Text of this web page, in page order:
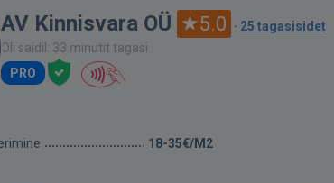
AV Kinnisvara OÜ 5.0 · 25 tagasisidet
Oli saidil: 33 minutit tagasi
PRO
18-35€/M2